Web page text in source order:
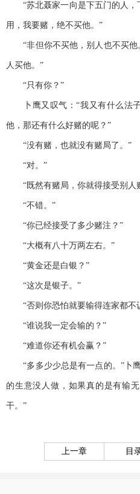
“苏北聂家一向是下五门的人，
用，我要赌，绝不买他。”
“非但你不买他，别人也不买他
人买他。”
“只有你？”
卜鹰又叹气：“我又有什么法子
他，那还有什么好赌的呢？”
“没有赌，也就没有赌局了。”
“对。”
“既然有赌局，你就得接受别人
“不错。”
“你已经接受了多少赌注？”
“大概有八十万两左右。”
“黄金还是白银？”
“这次是银子。”
“否则你恐怕就要输得连家都不
“谁说我一定会输的？”
“难道你还有机会赢？”
“多多少少总是有一点的。”卜鹰
的生意没人做，如果真的是有输
干。”
上一章 目